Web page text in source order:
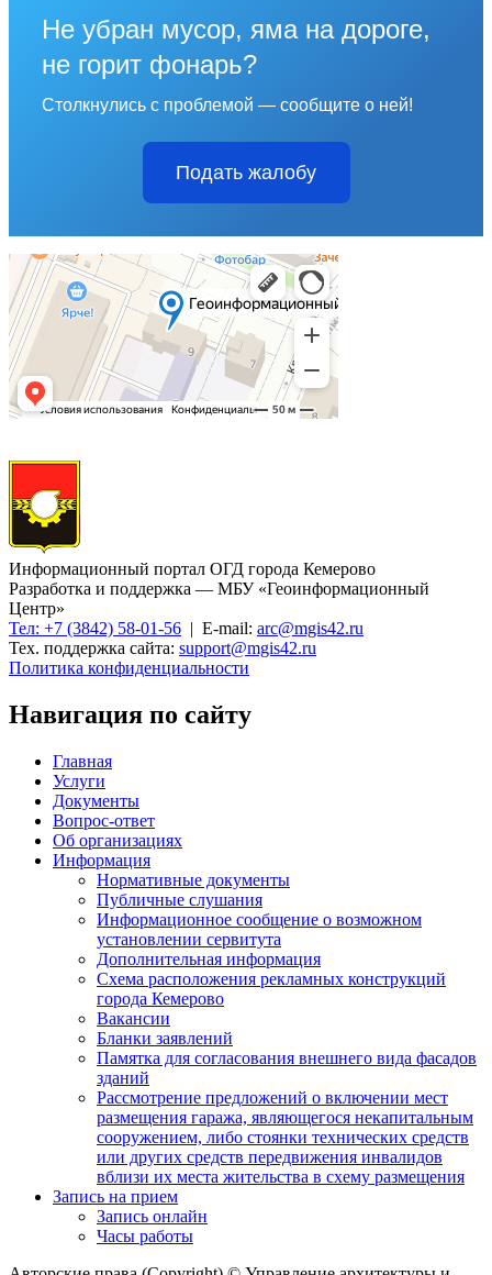
Не убран мусор, яма на дороге,
не горит фонарь?
Столкнулись с проблемой — сообщите о ней!
Подать жалобу
Информационный портал ОГД города Кемерово
Разработка и поддержка — МБУ «Геоинформационный
Центр»
Тел: +7 (3842) 58-01-56 | E-mail: arc@mgis42.ru
Тех. поддержка сайта: support@mgis42.ru
Политика конфиденциальности
Навигация по сайту
Главная
Услуги
Документы
Вопрос-ответ
Об организациях
Информация
Нормативные документы
Публичные слушания
Информационное сообщение о возможном
установлении сервитута
Дополнительная информация
Схема расположения рекламных конструкций
города Кемерово
Вакансии
Бланки заявлений
Памятка для согласования внешнего вида фасадов
зданий
Рассмотрение предложений о включении мест
размещения гаража, являющегося некапитальным
сооружением, либо стоянки технических средств
или других средств передвижения инвалидов
вблизи их места жительства в схему размещения
Запись на прием
Запись онлайн
Часы работы